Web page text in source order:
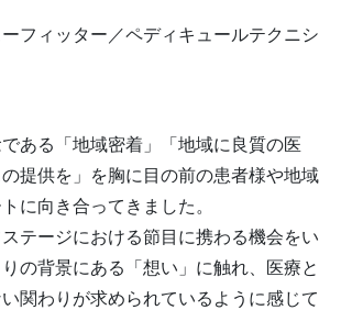
フィッター／ペディキュールテクニシ
ある「地域密着」「地域に良質の医
提供を」を胸に目の前の患者様や地域
に向き合ってきました。
テージにおける節目に携わる機会をい
の背景にある「想い」に触れ、医療と
関わりが求められているように感じて